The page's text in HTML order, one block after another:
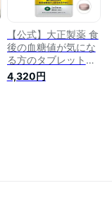
【公式】大正製薬 食
後の血糖値が気にな
る方のタブレット
（粒タイプ ） サラ
シア抽出物含有食品
4,320円